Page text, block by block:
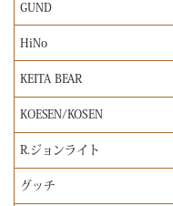
GUND
HiNo
KEITA BEAR
KOESEN/KOSEN
R.ジョンライト
グッチ